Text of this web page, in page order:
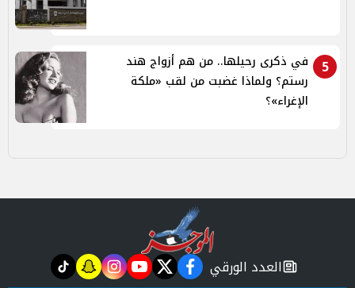
5
في ذكرى رحيلها.. من هم أزواج هند
رستم؟ ولماذا غضبت من لقب «ملكة
الإغراء»؟
newspaper
العدد الورقي facebook
twitter
youtube
instagram
snapchat
tiktok